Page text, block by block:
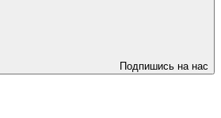
Подпишись на нас